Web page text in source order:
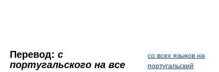
Перевод: с
португальского на все
со всех языков на
португальский